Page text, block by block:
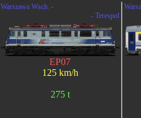
Warszawa Wsch. -
- Terespol
EP07
125 km/h
275 t